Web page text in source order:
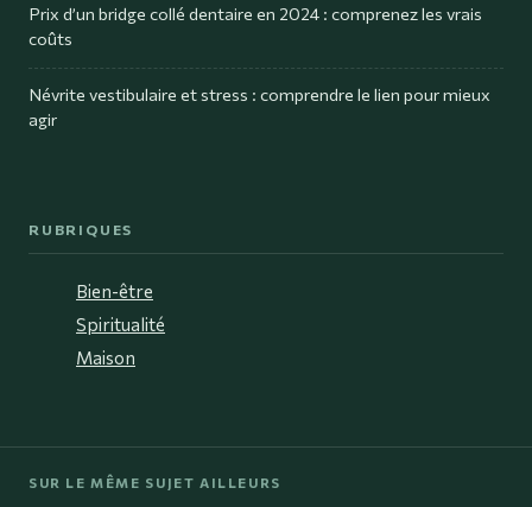
Prix d’un bridge collé dentaire en 2024 : comprenez les vrais
coûts
Névrite vestibulaire et stress : comprendre le lien pour mieux
agir
RUBRIQUES
Bien-être
Spiritualité
Maison
SUR LE MÊME SUJET AILLEURS